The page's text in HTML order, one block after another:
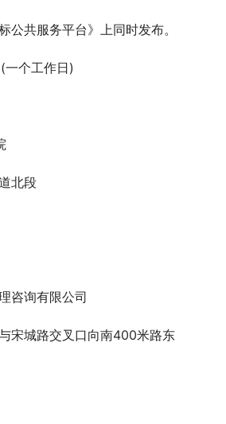
公共服务平台》上同时发布。
(一个工作日)
北段
咨询有限公司
宋城路交叉口向南400米路东